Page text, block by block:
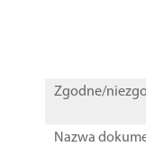
Zgodne/
Nazwa